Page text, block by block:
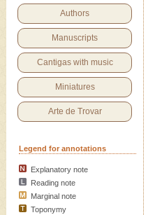
Authors
Manuscripts
Cantigas with music
Miniatures
Arte de Trovar
Legend for annotations
Explanatory note
Reading note
Marginal note
Toponymy